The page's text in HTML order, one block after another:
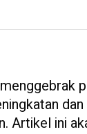
Artikel ini